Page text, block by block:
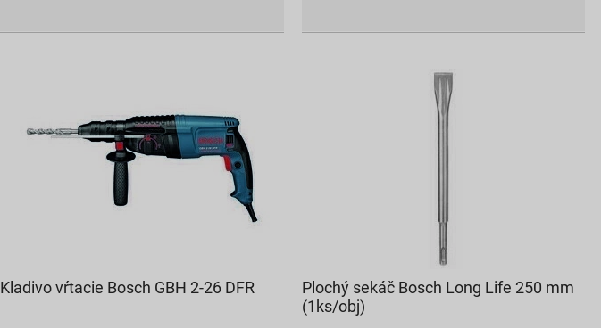
Kladivo vŕtacie Bosch GBH 2-26 DFR
Plochý sekáč Bosch Long Life 250 mm
(1ks/obj)